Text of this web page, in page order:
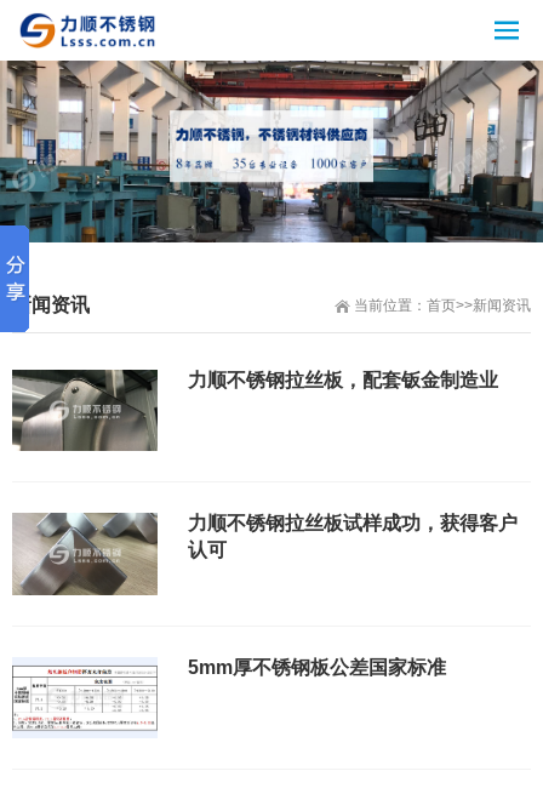
当前位置： 首页>>新闻资讯
新闻资讯
力顺不锈钢拉丝板，配套钣金制造业
力顺不锈钢拉丝板试样成功，获得客户
认可
5mm厚不锈钢板公差国家标准